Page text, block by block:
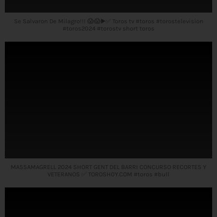
Se Salvaron De Milagro!!! 😱😱▶️✅ Toros tv #toros #torostelevision
#toros2024 #torostv short toros
MASSAMAGRELL 2024 SHORT GENT DEL BARRI CONCURSO RECORTES Y
VETERANOS ✅ TOROSH0Y.COM #toros #bull